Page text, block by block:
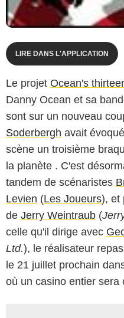
LIRE DANS L'APPLICATION
Le projet Ocean's
Danny Ocean et sa
sont sur un nouveau
Soderbergh avait
scène un troisième
la planète . C'est
tandem de scénaristes
Levien (Les Joueurs), et
de Jerry Weintraub (
celle qu'il dirige avec
Ltd.), le réalisateur
le 21 juillet prochain
où un casino entier sera